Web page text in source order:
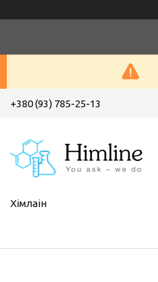
+380 (93) 785-25-13
Хімлаін